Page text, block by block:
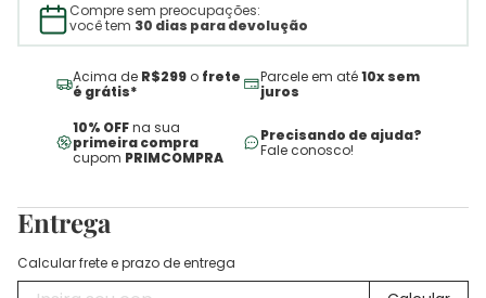
Compre sem preocupações:
você tem 30 dias para devolução
Acima de R$299 o frete
é grátis*
Parcele em até10x sem
juros
10% OFFna sua
primeira compra
cupom PRIMCOMPRA
Precisando de ajuda?
Fale conosco!
Entrega
Calcular frete e prazo de entrega